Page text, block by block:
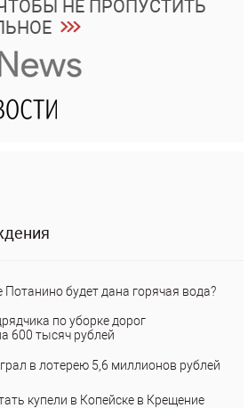
НЕ ПРОПУСТИТЬ
Потанино будет дана горячая вода?
по уборке дорог
600 тысяч рублей
в лотерею 5,6 миллионов рублей
купели в Копейске в Крещение